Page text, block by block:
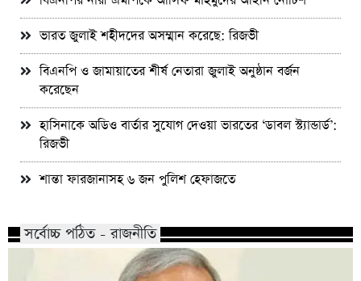
ভারত জুলাই শহীদদের অসম্মান করেছে: রিজভী
বিএনপি ও জামায়াতের শীর্ষ নেতারা জুলাই অনুষ্ঠান বর্জন
করেছেন
হাসিনাকে অডিও বার্তার সুযোগ দেওয়া ভারতের ‘ডাবল স্ট্যান্ডার্ড’:
রিজভী
শান্তা ফারজানাসহ ৬ জন পুলিশ হেফাজতে
সর্বোচ্চ পঠিত - রাজনীতি